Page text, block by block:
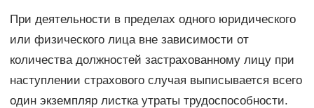
При деятельности в пределах одного юридического
или физического лица вне зависимости от
количества должностей застрахованному лицу при
наступлении страхового случая выписывается всего
один экземпляр листка утраты трудоспособности.